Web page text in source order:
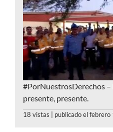
#PorNuestrosDerechos
presente, presente.
18 vistas publicado el